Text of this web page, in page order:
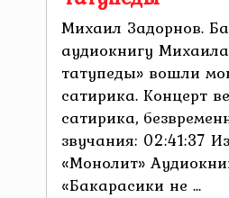
Михаил Задорнов.
аудиокнигу
татупеды» вошли
сатирика. Концерт
сатирика,
звучания: 02:41:37
«Монолит»
«Бакарасики не ...